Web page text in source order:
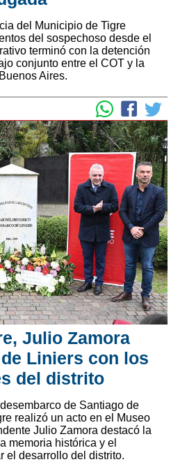
del Municipio de Tigre
del sospechoso desde el
terminó con la detención
conjunto entre el COT y la
Aires.
Julio Zamora
Liniers con los
del distrito
de Santiago de
realizó un acto en el Museo
Julio Zamora destacó la
memoria histórica y el
el desarrollo del distrito.